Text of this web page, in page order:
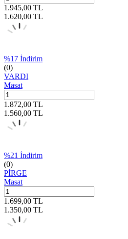
1.945,00 TL
1.620,00 TL
%17 İndirim
(0)
VARDI
Masat
1.872,00 TL
1.560,00 TL
%21 İndirim
(0)
PİRGE
Masat
1.699,00 TL
1.350,00 TL